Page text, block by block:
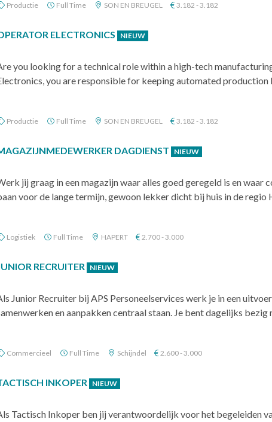
Productie Full Time SON EN BREUGEL 3.182 - 3.182
ELECTRONICS NIEUW
you looking for a technical role within a high-tech
you are responsible for keeping automated production
Productie Full Time SON EN BREUGEL 3.182 - 3.182
DAGDIENST NIEUW
jij graag in een magazijn waar alles goed geregeld is en waar
voor de lange termijn, gewoon lekker dicht bij huis in de regio
Logistiek Full Time HAPERT 2.700 - 3.000
RECRUITER NIEUW
Junior Recruiter bij APS Personeelservices werk je in een
en aanpakken centraal staan. Je bent dagelijks bezig
Commercieel Full Time Schijndel 2.600 - 3.000
INKOPER NIEUW
Tactisch Inkoper ben jij verantwoordelijk voor het begeleiden